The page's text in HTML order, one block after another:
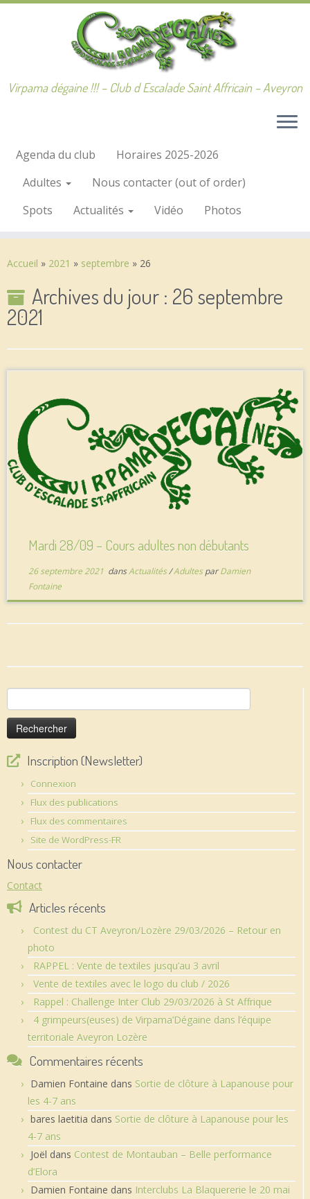
Passer
Virpama dégaine !!! – Club d Escalade Saint Affricain – Aveyron
Agenda du club
Horaires 2025-2026
Adultes
Nous contacter (out of order)
Spots
Actualités Vidéo Photos
Accueil » 2021 » septembre » 26
Archives du jour : 26 septembre
2021
Mardi 28/09 – Cours adultes non débutants
26 septembre 2021 dansActualités/Adultes parDamien
Fontaine
Rechercher :
Inscription (Newsletter)
Connexion
Flux des publications
Flux des commentaires
Site de WordPress-FR
Nous contacter
Contact
Articles récents
Contest du CT Aveyron/Lozère 29/03/2026 – Retour en
photo
RAPPEL : Vente de textiles jusqu’au 3 avril
Vente de textiles avec le logo du club / 2026
Rappel : Challenge Inter Club 29/03/2026 à St Affrique
4 grimpeurs(euses) de Virpama’Dégaine dans l’équipe
territoriale Aveyron Lozère
Commentaires récents
Damien Fontaine dans Sortie de clôture à Lapanouse pour
les 4-7 ans
bares laetitia dans Sortie de clôture à Lapanouse pour les
4-7 ans
Joël dans Contest de Montauban – Belle performance
d’Elora
Damien Fontaine dans Interclubs La Blaquererie le 20 mai